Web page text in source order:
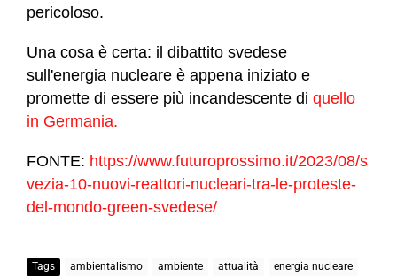
pericoloso.
Una cosa è certa: il dibattito svedese
sull'energia nucleare è appena iniziato e
promette di essere più incandescente di quello
in Germania.
FONTE: https://www.futuroprossimo.it/2023/08/s
vezia-10-nuovi-reattori-nucleari-tra-le-proteste-
del-mondo-green-svedese/
Tags ambientalismo ambiente attualità
energia nucleare